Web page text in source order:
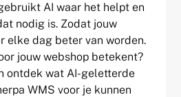
AI waar het helpt en
nodig is. Zodat jouw
elke dag beter van worden.
jouw webshop betekent?
ontdek wat AI-geletterde
WMS voor je kunnen